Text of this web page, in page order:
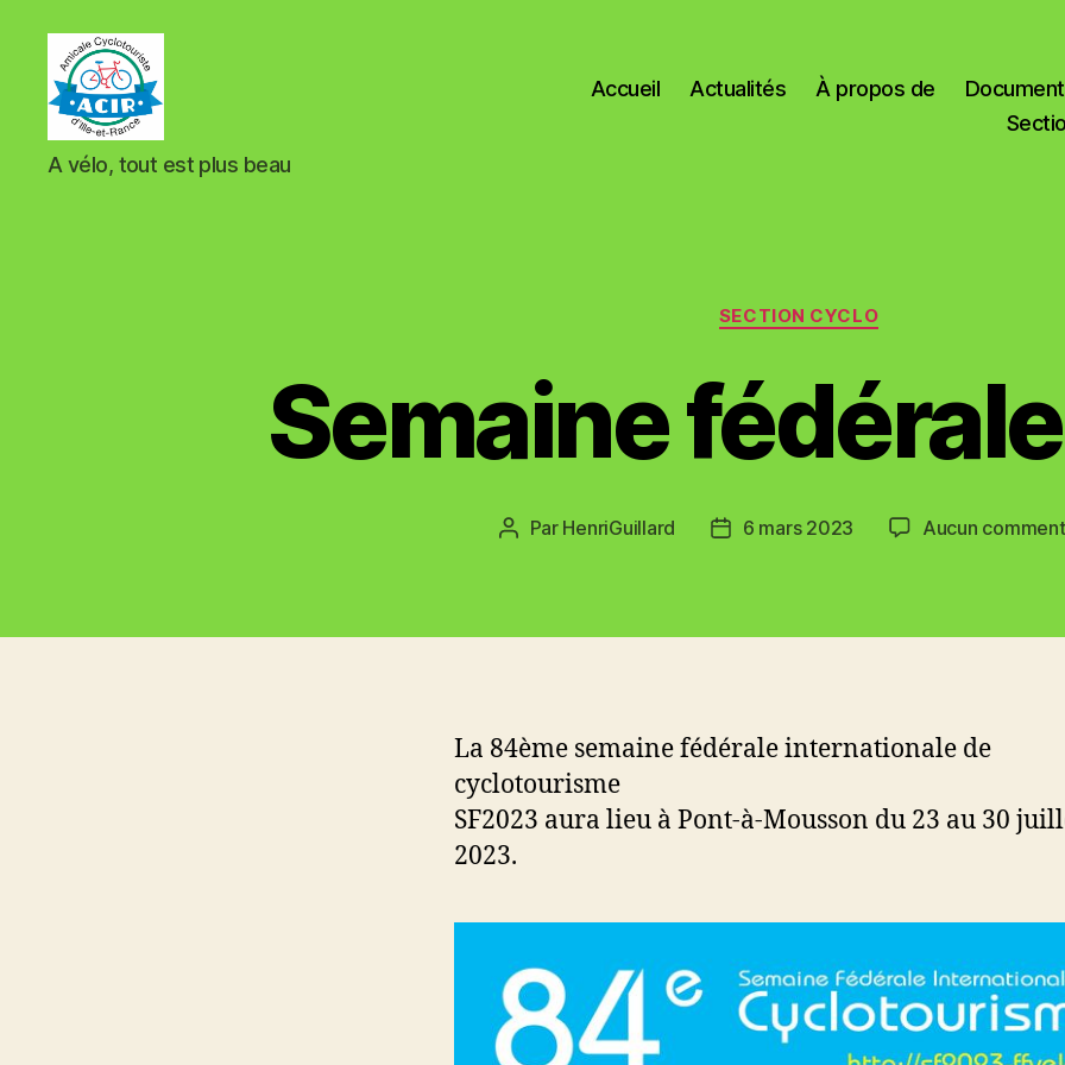
ACIR
Tinténiac
A vélo, tout est plus beau
Accueil Actualités À propos de
Catégories
SECTION CYCLO
Semaine
Auteur
Par HenriGuillard
Date6 mars 2023 Aucun
La 84ème semaine fédérale internationale de
cyclotourisme
SF2023 aura lieu à Pont-à-Mousson du 23 au 30
2023.